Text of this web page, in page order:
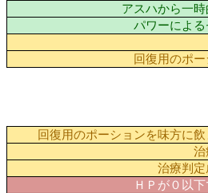
アスハから一時
パワーによ
回復用のポ
回復用のポーションを味方に飲
治
治療判
ＨＰが０以